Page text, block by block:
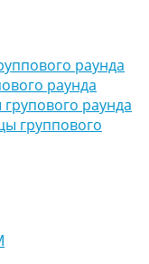
раунда
раунда
раунда
группового